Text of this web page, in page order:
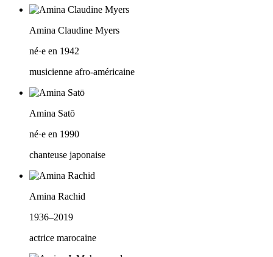
Amina Claudine Myers
né·e en 1942
musicienne afro-américaine
Amina Satō
né·e en 1990
chanteuse japonaise
Amina Rachid
1936–2019
actrice marocaine